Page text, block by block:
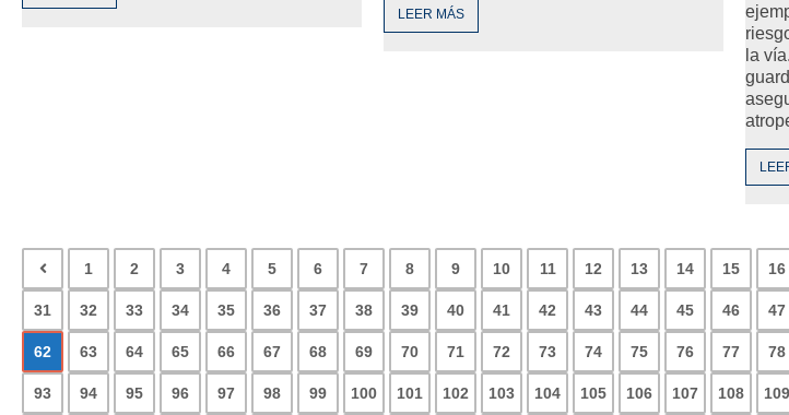
LEER MÁS
la
1 2 3 4 5 6 7 8 9 10 11 12 13 14 15 16
31 32 33 34 35 36 37 38 39 40 41 42 43 44 45 46 47
62 63 64 65 66 67 68 69 70 71 72 73 74 75 76 77 78
93 94 95 96 97 98 99 100 101 102 103 104 105 106 107 108 109